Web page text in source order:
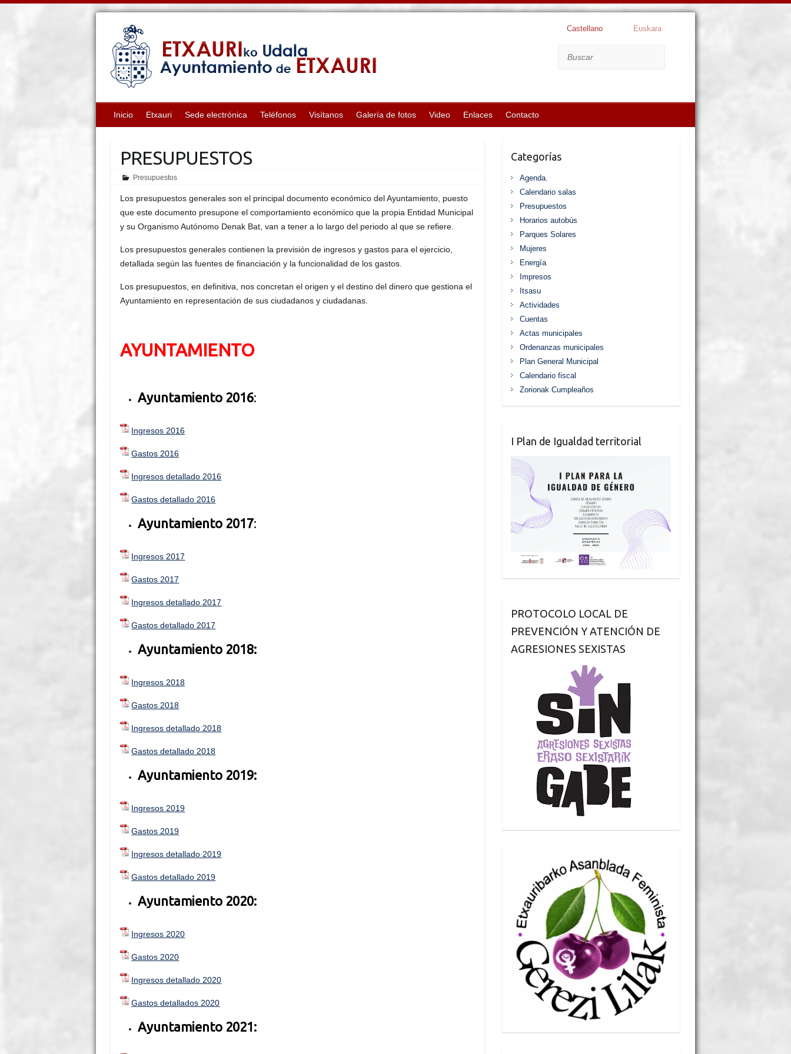
Castellano Euskara
Inicio Etxauri Sede electrónica Teléfonos Visítanos Galería de fotos Video Enlaces Contacto
PRESUPUESTOS
Presupuestos
Los presupuestos generales son el principal documento económico del Ayuntamiento, puesto
que este documento presupone el comportamiento económico que la propia Entidad Municipal
y su Organismo Autónomo Denak Bat, van a tener a lo largo del periodo al que se refiere.
Los presupuestos generales contienen la previsión de ingresos y gastos para el ejercicio,
detallada según las fuentes de financiación y la funcionalidad de los gastos.
Los presupuestos, en definitiva, nos concretan el origen y el destino del dinero que gestiona el
Ayuntamiento en representación de sus ciudadanos y ciudadanas.
AYUNTAMIENTO
Ayuntamiento 2016:
Ingresos 2016
Gastos 2016
Ingresos detallado 2016
Gastos detallado 2016
Ayuntamiento 2017:
Ingresos 2017
Gastos 2017
Ingresos detallado 2017
Gastos detallado 2017
Ayuntamiento 2018:
Ingresos 2018
Gastos 2018
Ingresos detallado 2018
Gastos detallado 2018
Ayuntamiento 2019:
Ingresos 2019
Gastos 2019
Ingresos detallado 2019
Gastos detallado 2019
Ayuntamiento 2020:
Ingresos 2020
Gastos 2020
Ingresos detallado 2020
Gastos detallados 2020
Ayuntamiento 2021:
Categorías
Agenda.
Calendario salas
Presupuestos
Horarios autobús
Parques Solares
Mujeres
Energía
Impresos
Itsasu
Actividades
Cuentas
Actas municipales
Ordenanzas municipales
Plan General Municipal
Calendario fiscal
Zorionak Cumpleaños
I Plan de Igualdad territorial
PROTOCOLO LOCAL DE
PREVENCIÓN Y ATENCIÓN DE
AGRESIONES SEXISTAS